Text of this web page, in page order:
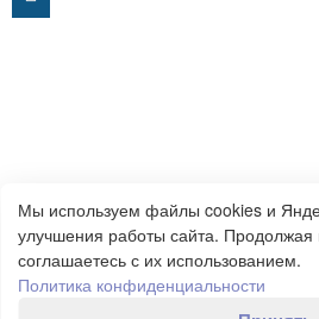
Мы используем файлы cookies и
улучшения работы сайта. Продолжая
соглашаетесь с их использованием.
Политика конфиденциальности